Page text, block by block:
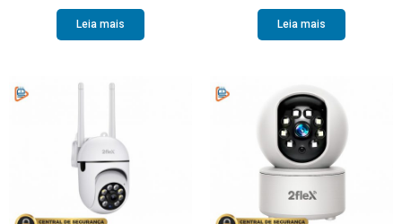
Leia mais Leia mais